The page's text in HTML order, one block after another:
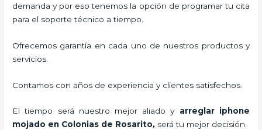
demanda y por eso tenemos la opción de programar tu cita
para el soporte técnico a tiempo.
Ofrecemos garantía en cada uno de nuestros productos y
servicios.
Contamos con años de experiencia y clientes satisfechos.
El tiempo será nuestro mejor aliado y arreglar iphone
mojado en Colonias de Rosarito, será tu mejor decisión.